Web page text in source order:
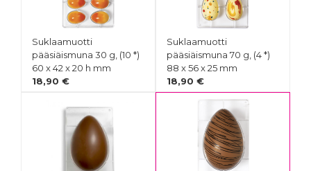
Suklaamuotti
pääsiäismuna 30 g, (10 *)
60 x 42 x 20 h mm
18,90 €
Suklaamuotti
pääsiäismuna 70 g, (4 *)
88 x 56 x 25 mm
18,90 €